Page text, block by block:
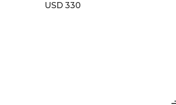
USD 330